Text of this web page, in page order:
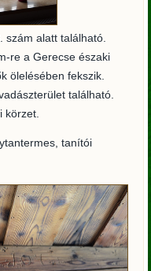
szám alatt található.
re a Gerecse északi
ölelésében fekszik.
található.
körzet.
tanítói